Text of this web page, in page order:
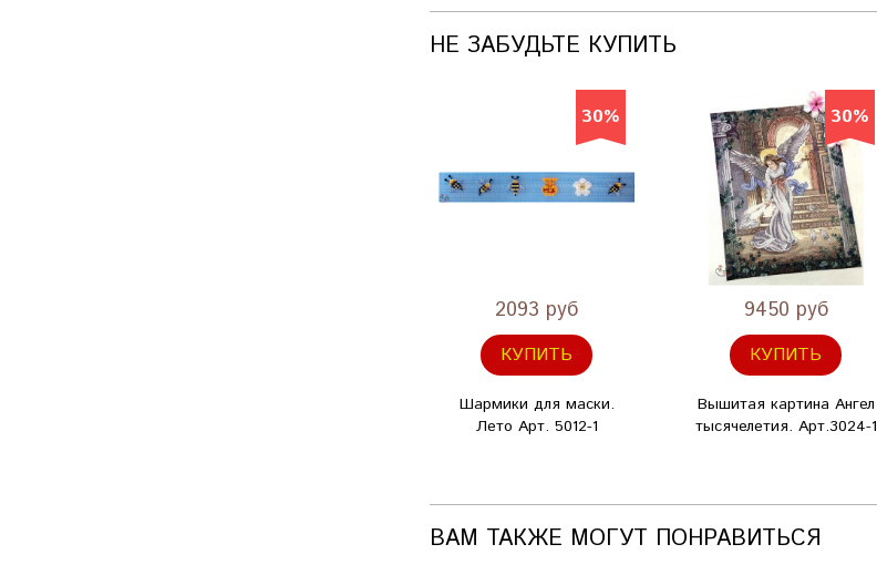
НЕ ЗАБУДЬТЕ КУПИТЬ
30%
2093 руб
КУПИТЬ
Шармики для маски.
Лето Арт. 5012-1
30%
9450 руб
КУПИТЬ
Вышитая картина Ангел
тысячелетия. Арт.3024-1
ВАМ ТАКЖЕ МОГУТ ПОНРАВИТЬСЯ